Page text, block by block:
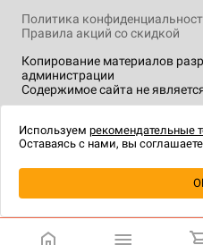
Копирование материалов
администрации
Содержимое сайта не
Политика
Правила акций со скидкой
технологии.
Используем рекомендательные
Оставаясь с нами, вы